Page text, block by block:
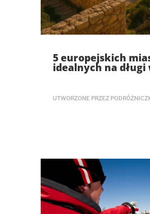
5 europejskich
idealnych na
UTWORZONE PRZEZ